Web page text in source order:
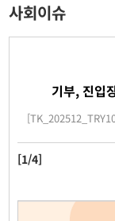
사회이슈
기부, 진입
[1/4]